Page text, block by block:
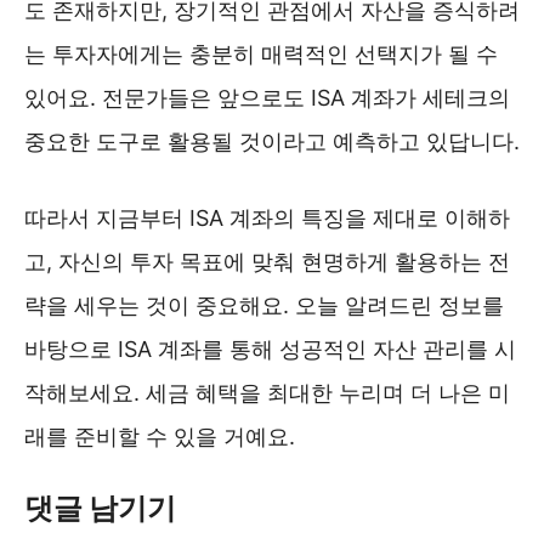
도 존재하지만, 장기적인 관점에서 자산을 증식하려
는 투자자에게는 충분히 매력적인 선택지가 될 수
있어요. 전문가들은 앞으로도 ISA 계좌가 세테크의
중요한 도구로 활용될 것이라고 예측하고 있답니다.
따라서 지금부터 ISA 계좌의 특징을 제대로 이해하
고, 자신의 투자 목표에 맞춰 현명하게 활용하는 전
략을 세우는 것이 중요해요. 오늘 알려드린 정보를
바탕으로 ISA 계좌를 통해 성공적인 자산 관리를 시
작해보세요. 세금 혜택을 최대한 누리며 더 나은 미
래를 준비할 수 있을 거예요.
댓글 남기기